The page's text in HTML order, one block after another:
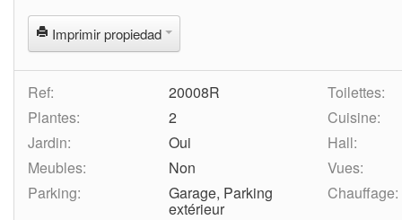
Imprimir propiedad
Ref: 20008R
Toilettes:
Plantes:
2
Cuisine:
Jardin:
Oui
Hall:
Meubles:
Non
Vues:
Parking:
Garage, Parking
extérieur
Chauffage: